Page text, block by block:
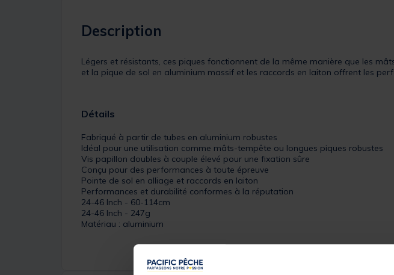
Description
Légers et résistants, ces piques fonctionnent de la même manière que les
et la pique de sol en aluminium massif et les raccords en laiton offrent les
Détails
Fabriqué à partir de tubes en aluminium robustes
Idéal pour une utilisation comme mâts-tempête ou longues piques robustes
Vis papillon doubles à couple élevé pour une fixation sûre
Conçu pour des performances à toute épreuve
Pointe de sol en alliage et raccords en laiton
Performances et durabilité conformes à la réputation
24-46 Inch - 60-114cm
24-46 Inch - 247g
Matériau : aluminium